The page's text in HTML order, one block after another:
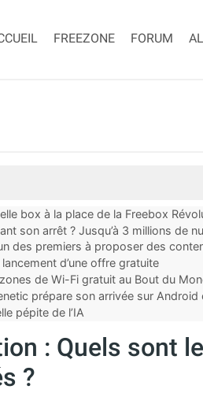
FREEZONE FORUM
box à la place de la Freebox
son arrêt ? Jusqu’à 3 millions de
des premiers à proposer des
d’une offre gratuite
de Wi-Fi gratuit au Bout du
prépare son arrivée sur Android
pépite de l’IA
: Quels sont
?